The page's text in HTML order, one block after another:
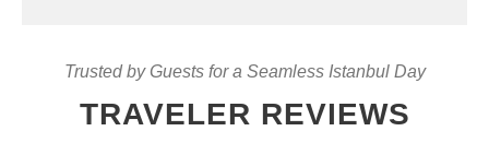
Trusted by Guests for a Seamless Istanbul Day
TRAVELER REVIEWS